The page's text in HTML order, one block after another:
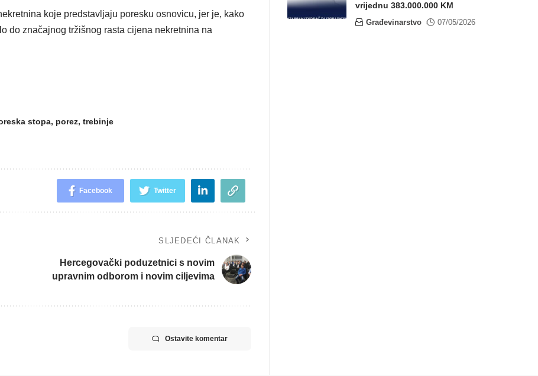
koje predstavljaju poresku osnovicu, jer je, kako
do značajnog tržišnog rasta cijena nekretnina na
stopa, porez, trebinje
Facebook Twitter
SLJEDEĆI ČLANAK
Hercegovački poduzetnici s novim
upravnim odborom i novim ciljevima
Ostavite komentar
vrijednu 383.000.000 KM
Građevinarstvo 07/05/2026